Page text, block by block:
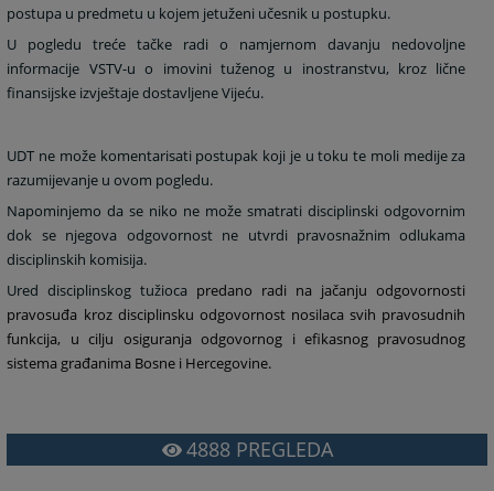
postupa u predmetu u kojem jetuženi učesnik u postupku.
U pogledu treće tačke radi o namjernom davanju nedovoljne
informacije VSTV-u o imovini tuženog u inostranstvu, kroz lične
finansijske izvještaje dostavljene Vijeću.
UDT ne može komentarisati postupak koji je u toku te moli medije za
razumijevanje u ovom pogledu.
Napominjemo da se niko ne može smatrati disciplinski odgovornim
dok se njegova odgovornost ne utvrdi pravosnažnim odlukama
disciplinskih komisija.
Ured disciplinskog tužioca predano radi na jačanju odgovornosti
pravosuđa kroz disciplinsku odgovornost nosilaca svih pravosudnih
funkcija, u cilju osiguranja odgovornog i efikasnog pravosudnog
sistema građanima Bosne i Hercegovine.
4888PREGLEDA